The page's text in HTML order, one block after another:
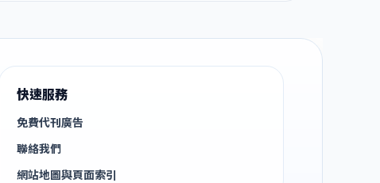
快速服務
免費代刊廣告
聯絡我們
網站地圖與頁面索引